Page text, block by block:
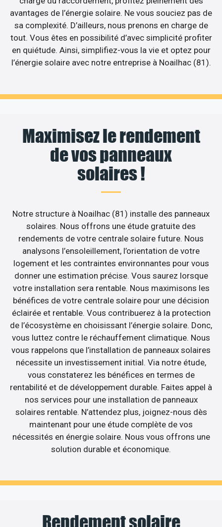
avantages de l’énergie solaire. Ne vous souciez pas de
sa complexité. D’ailleurs, nous prenons en charge de
tout. Vous êtes en possibilité d’avec simplicité profiter
en quiétude. Ainsi, simplifiez-vous la vie et optez pour
l’énergie solaire avec notre entreprise à Noailhac (81).
Maximisez le rendement
de vos panneaux
solaires !
Notre structure à Noailhac (81) installe des panneaux
solaires. Nous offrons une étude gratuite des
rendements de votre centrale solaire future. Nous
analysons l’ensoleillement, l’orientation de votre
logement et les contraintes environnantes pour vous
donner une estimation précise. Vous saurez lorsque
votre installation sera rentable. Nous maximisons les
bénéfices de votre centrale solaire pour une décision
éclairée et rentable. Vous contribuerez à la protection
de l’écosystème en choisissant l’énergie solaire. Donc,
vous luttez contre le réchauffement climatique. Nous
vous rappelons que l’installation de panneaux solaires
nécessite un investissement initial. Via notre étude,
vous constaterez les bénéfices en termes de
rentabilité et de développement durable. Faites appel à
nos services pour une installation de panneaux
solaires rentable. N’attendez plus, joignez-nous dès
maintenant pour une étude complète de vos
nécessités en énergie solaire. Nous vous offrons une
solution durable et économique.
Rendement solaire